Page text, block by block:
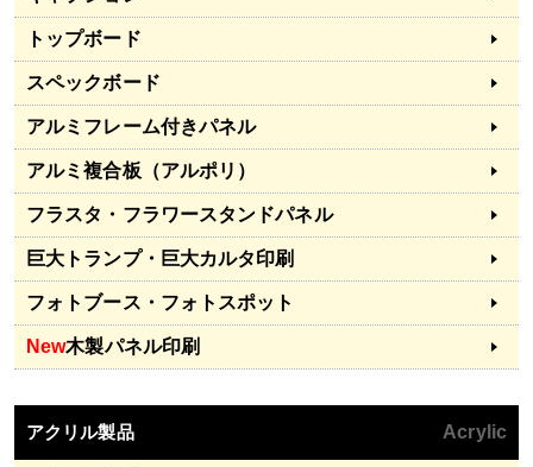
トップボード
スペックボード
アルミフレーム付きパネル
アルミ複合板（アルポリ）
フラスタ・フラワースタンドパネル
巨大トランプ・巨大カルタ印刷
フォトブース・フォトスポット
New木製パネル印刷
アクリル製品 Acrylic